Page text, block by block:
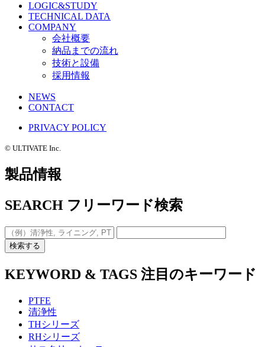
LOGIC&STUDY
TECHNICAL DATA
COMPANY
会社概要
納品までの流れ
技術と設備
採用情報
NEWS
CONTACT
PRIVACY POLICY
©️ ULTIVATE Inc.
製品情報
SEARCH フリーワード検索
検索する
KEYWORD & TAGS 注目のキーワード
PTFE
清浄性
THシリーズ
RHシリーズ